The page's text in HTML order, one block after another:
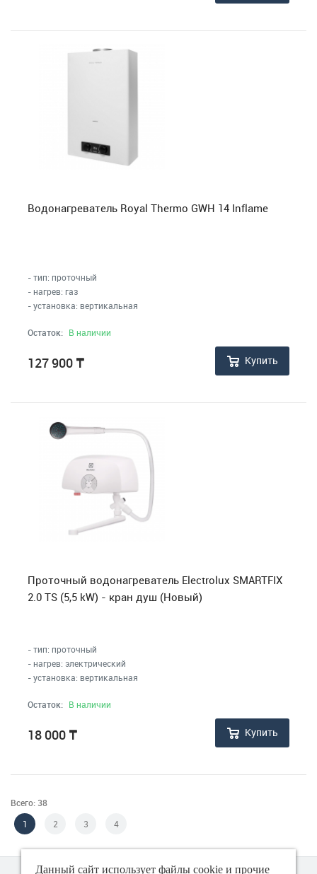
Водонагреватель Royal Thermo GWH 14 Inflame
- тип: проточный
- нагрев: газ
- установка: вертикальная
Остаток: В наличии
127 900 ₸ Купить
Проточный водонагреватель Electrolux SMARTFIX
2.0 TS (5,5 kW) - кран душ (Новый)
- тип: проточный
- нагрев: электрический
- установка: вертикальная
Остаток: В наличии
18 000 ₸ Купить
Всего: 38
1
2 3 4
Данный сайт использует файлы cookie и прочие